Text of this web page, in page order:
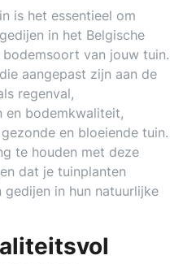
is het essentieel om
in het Belgische
van jouw tuin.
aangepast zijn aan de
regenval,
en bodemkwaliteit,
en bloeiende tuin.
te houden met deze
dat je tuinplanten
in hun natuurlijke